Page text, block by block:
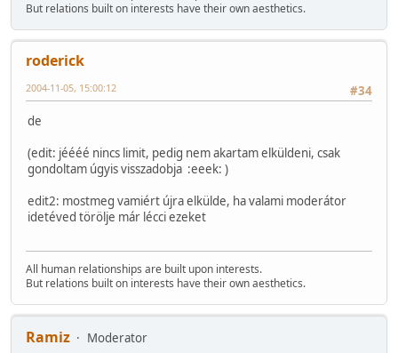
But relations built on interests have their own aesthetics.
roderick
#34
2004-11-05, 15:00:12
de
(edit: jéééé nincs limit, pedig nem akartam elküldeni, csak
gondoltam úgyis visszadobja :eeek: )
edit2: mostmeg vamiért újra elkülde, ha valami moderátor
idetéved törölje már lécci ezeket
All human relationships are built upon interests.
But relations built on interests have their own aesthetics.
Ramiz
Moderator